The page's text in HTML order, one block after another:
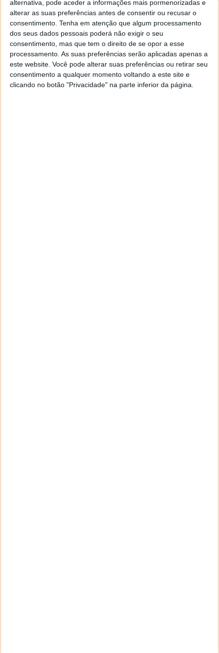
alternativa, pode aceder a informações mais pormenorizadas e
alterar as suas preferências antes de consentir ou recusar o
consentimento. Tenha em atenção que algum processamento
dos seus dados pessoais poderá não exigir o seu
consentimento, mas que tem o direito de se opor a esse
processamento. As suas preferências serão aplicadas apenas a
este website. Você pode alterar suas preferências ou retirar seu
consentimento a qualquer momento voltando a este site e
clicando no botão "Privacidade" na parte inferior da página.